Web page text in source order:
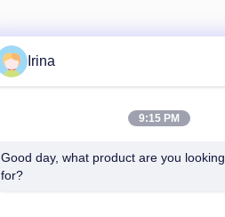
Irina
9:15 PM
Good day, what product are you looking
for?